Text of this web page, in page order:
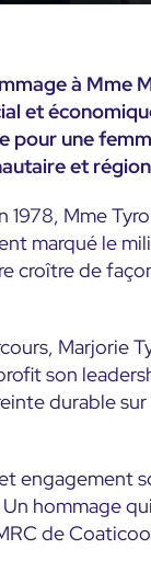
à Mme
et
pour une
et
1978, Mme
marqué le
croître de
Marjorie
son
durable
engagement
hommage
de